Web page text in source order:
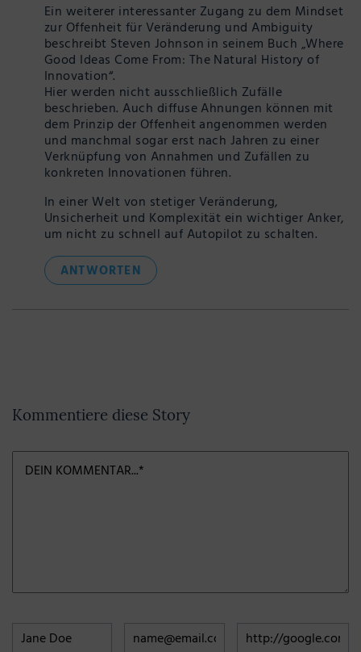
Ein weiterer interessanter Zugang zu dem Mindset
zur Offenheit für Veränderung und Ambiguity
beschreibt Steven Johnson in seinem Buch „Where
Good Ideas Come From: The Natural History of
Innovation“.
Hier werden nicht ausschließlich Zufälle
beschrieben. Auch diffuse Ahnungen können mit
dem Prinzip der Offenheit angenommen werden
und manchmal sogar erst nach Jahren zu einer
Verknüpfung von Annahmen und Zufällen zu
konkreten Innovationen führen.
In einer Welt von stetiger Veränderung,
Unsicherheit und Komplexität ein wichtiger Anker,
um nicht zu schnell auf Autopilot zu schalten.
ANTWORTEN
Kommentiere diese Story